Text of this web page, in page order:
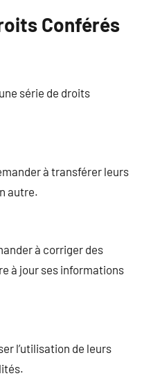
Conférés
série de droits
à transférer leurs
autre.
à corriger des
à jour ses informations
l’utilisation de leurs